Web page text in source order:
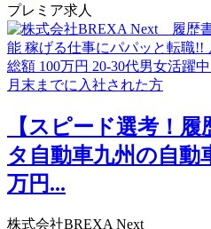
プレミア求人
【スピード選考！
タ自動車九州の自動
万円...
株式会社BREXA Next